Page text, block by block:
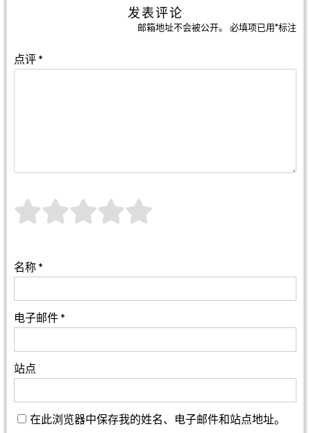
发表评论
邮箱地址不会被公开。 必填项已用*标注
点评*
名称*
电子邮件*
站点
在此浏览器中保存我的姓名、电子邮件和站点地址。